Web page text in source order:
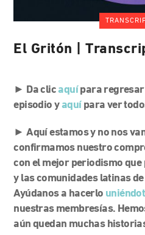
El Gritón |
► Da clicaquípara regresar
episodio yaquípara ver
► Aquí estamos y no nos
confirmamos nuestro
con el mejor periodismo
y las comunidades latinas
Ayúdanos a hacerlo
nuestras membresías.
aún quedan muchas